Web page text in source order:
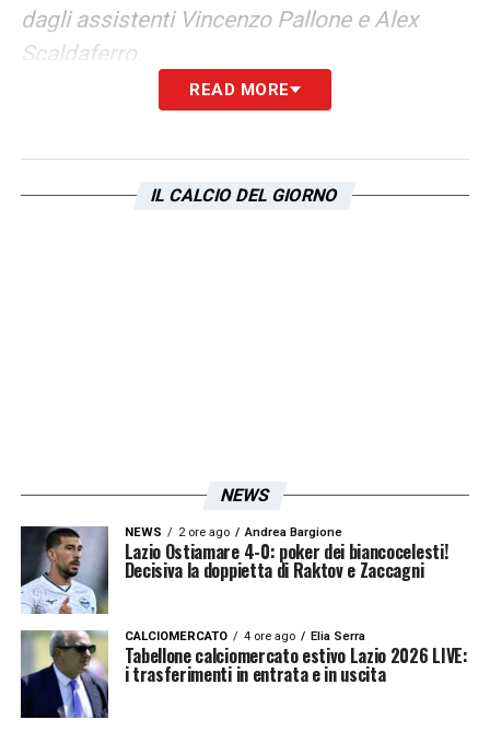
dagli assistenti Vincenzo Pallone e Alex
Scaldaferro.
LEGGI ANCHE –Calciomercato Lazio LIVE:
READ MORE
IL CALCIO DEL GIORNO
NEWS
NEWS 2 ore ago Andrea Bargione
Lazio Ostiamare 4-0: poker dei biancocelesti!
Decisiva la doppietta di Raktov e Zaccagni
CALCIOMERCATO 4 ore ago Elia Serra
Tabellone calciomercato estivo Lazio 2026 LIVE:
i trasferimenti in entrata e in uscita